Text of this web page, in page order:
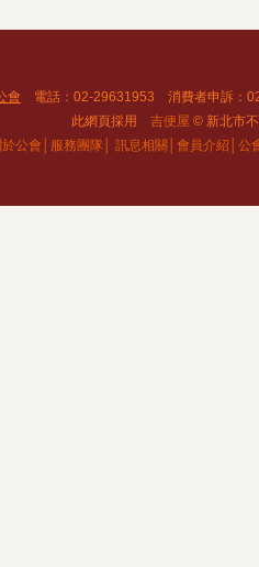
會 電話：02-29631953 消費者申訴：
此網頁採用 吉便屋 © 新北市
公會│ 服務團隊│ 訊息相關│ 會員介紹│ 公